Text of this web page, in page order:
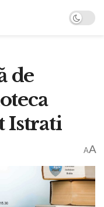
de
Istrati
AA